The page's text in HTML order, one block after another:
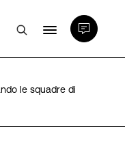
le squadre di